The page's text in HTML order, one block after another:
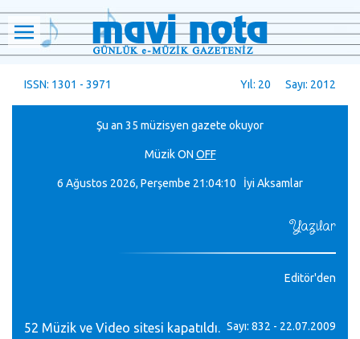
ISSN: 1301 - 3971 Yıl: 20 Sayı: 2012
Şu an 35 müzisyen gazete okuyor
MüzikON OFF
6 Ağustos 2026, Perşembe 21:04:10 İyi Aksamlar
Yazılar
Editör'den
52 Müzik ve Video sitesi kapatıldı. Sayı: 832 - 22.07.2009